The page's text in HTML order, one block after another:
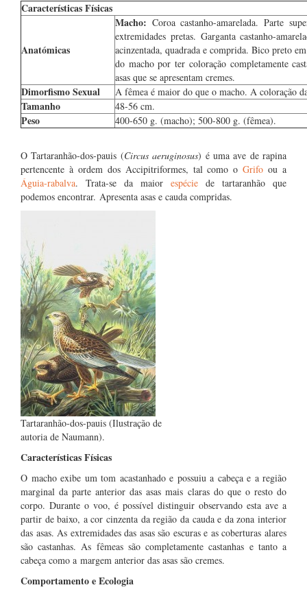
Características Físicas
Anatómicas
Macho: Coroa castanho-amarelada. Parte
extremidades pretas. Garganta castanho-
acinzentada, quadrada e comprida. Bico preto
do macho por ter coloração completamente
asas que se apresentam cremes.
Dimorfismo Sexual A fêmea é maior do que o macho. A coloração
Tamanho 48-56 cm.
Peso 400-650 g. (macho); 500-800 g. (fêmea).
O Tartaranhão-dos-pauis (Circus aeruginosus) é uma ave de rapina
pertencente à ordem dos Accipitriformes, tal como oGrifo ou a
Águia-rabalva. Trata-se da maior espécie de tartaranhão que
podemos encontrar. Apresenta asas e cauda compridas.
Tartaranhão-dos-pauis (Ilustração de
autoria de Naumann).
Características Físicas
O macho exibe um tom acastanhado e possuiu a cabeça e a região
marginal da parte anterior das asas mais claras do que o resto do
corpo. Durante o voo, é possível distinguir observando esta ave a
partir de baixo, a cor cinzenta da região da cauda e da zona interior
das asas. As extremidades das asas são escuras e as coberturas alares
são castanhas. As fêmeas são completamente castanhas e tanto a
cabeça como a margem anterior das asas são cremes.
Comportamento e Ecologia